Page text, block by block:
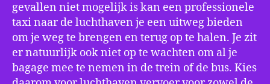
gevallen niet mogelijk is kan een professionele
taxi naar de luchthaven je een uitweg bieden
om je weg te brengen en terug op te halen. Je zit
er natuurlijk ook niet op te wachten om al je
bagage mee te nemen in de trein of de bus. Kies